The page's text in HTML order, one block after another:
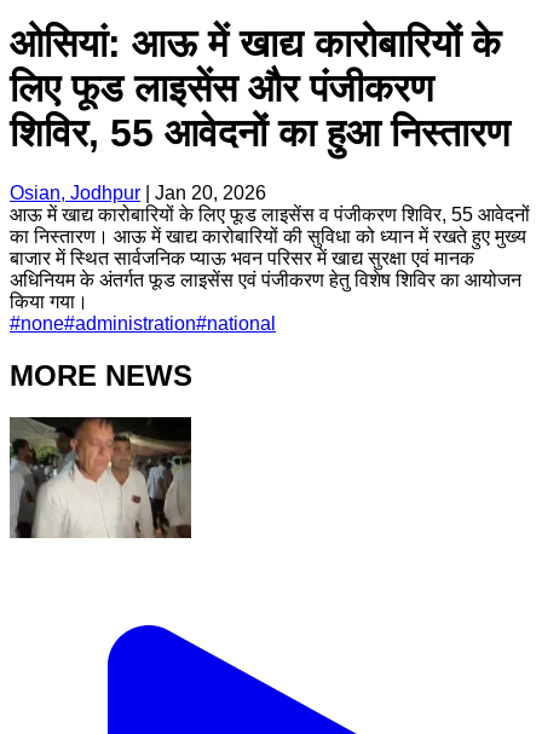
ओसियां: आऊ में खाद्य कारोबारियों के
लिए फूड लाइसेंस और पंजीकरण
शिविर, 55 आवेदनों का हुआ निस्तारण
Osian, Jodhpur
Jan 20, 2026
आऊ में खाद्य कारोबारियों के लिए फूड लाइसेंस व पंजीकरण शिविर, 55 आवेदनों
का निस्तारण। आऊ में खाद्य कारोबारियों की सुविधा को ध्यान में रखते हुए मुख्य
बाजार में स्थित सार्वजनिक प्याऊ भवन परिसर में खाद्य सुरक्षा एवं मानक
अधिनियम के अंतर्गत फूड लाइसेंस एवं पंजीकरण हेतु विशेष शिविर का आयोजन
किया गया।
#none#administration#national
MORE NEWS